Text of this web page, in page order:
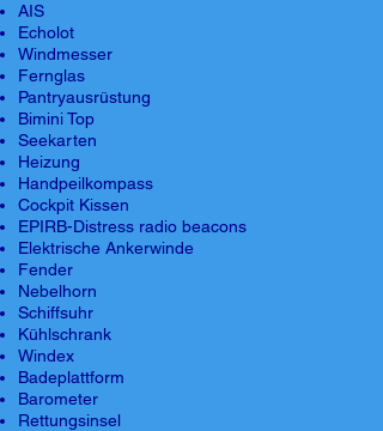
AIS
Echolot
Windmesser
Fernglas
Pantryausrüstung
Bimini Top
Seekarten
Heizung
Handpeilkompass
Cockpit Kissen
EPIRB-Distress radio beacons
Elektrische Ankerwinde
Fender
Nebelhorn
Schiffsuhr
Kühlschrank
Windex
Badeplattform
Barometer
Rettungsinsel